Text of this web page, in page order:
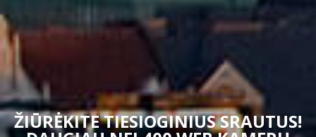
ŽIŪRĖKITE TIESIOGINIUS SRAUTUS!